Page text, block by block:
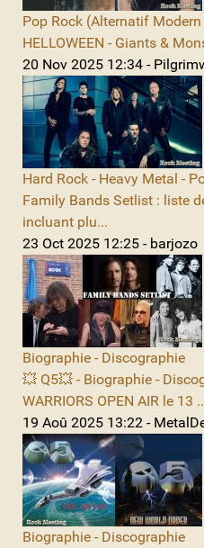
Pop Rock (Alternatif
HELLOWEEN - Giants &
20 Nov 2025 12:34 -
Hard Rock - Heavy Metal -
Family Bands Setlist : liste
incluant plu...
23 Oct 2025 12:25 - barjozo
Biographie - Discographie
💥 Q5💥 - Biographie -
WARRIORS OPEN AIR le 13
19 Aoû 2025 13:22 -
Biographie - Discographie